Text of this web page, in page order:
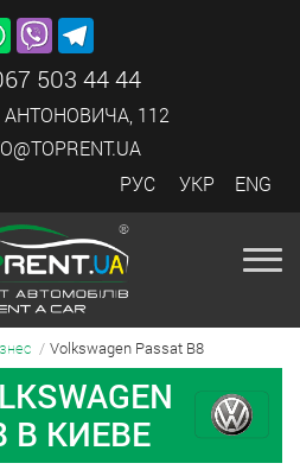
503 44 44
АНТОНОВИЧА, 112
РУС УКР ENG
Volkswagen Passat B8
В КИЕВЕ